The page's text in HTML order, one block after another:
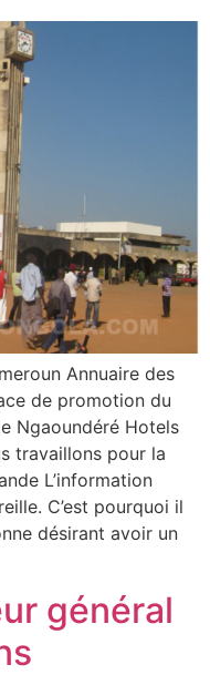
Annuaire des
de promotion du
Ngaoundéré Hotels
travaillons pour la
L’information
C’est pourquoi il
désirant avoir un
général